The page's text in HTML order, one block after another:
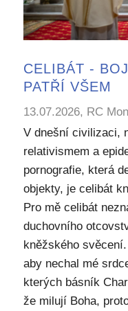
CELIBÁT -
PATŘÍ VŠEM
13.07.2026, RC
V dnešní civilizaci,
relativismem a
pornografie, která
objekty, je celibát
Pro mě celibát
duchovního
kněžského
aby nechal mé
kterých básník
že milují Boha,